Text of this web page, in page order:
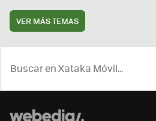
VER MÁS TEMAS